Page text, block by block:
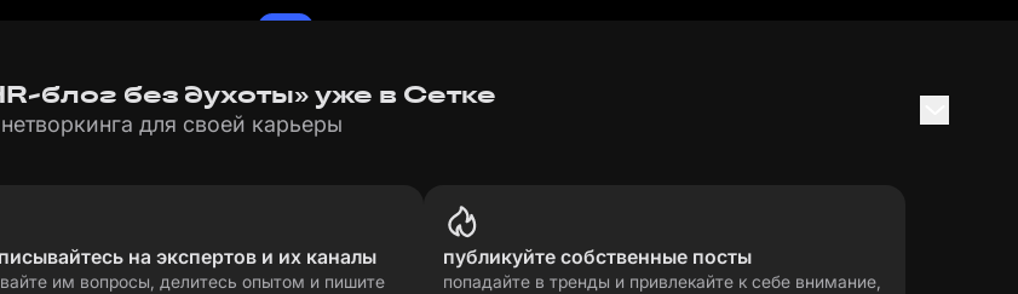
блог без духоты» уже в Сетке
для своей карьеры
на экспертов и их каналы
им вопросы, делитесь опытом и пишите
публикуйте собственные посты
попадайте в тренды и привлекайте к себе внимание,